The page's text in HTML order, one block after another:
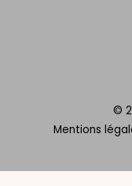
©
Mentions